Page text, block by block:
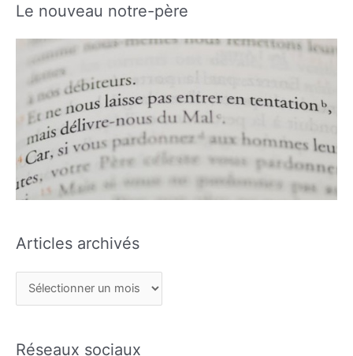
Le nouveau notre-père
Articles archivés
Réseaux sociaux